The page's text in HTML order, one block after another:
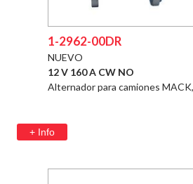
1-2962-00DR
NUEVO
12 V 160 A CW NO
Alternador para camiones
+ Info